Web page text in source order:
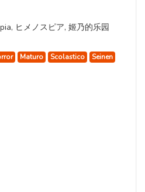
ヒメノスピア, 姬乃的乐园
Maturo Scolastico
Seinen